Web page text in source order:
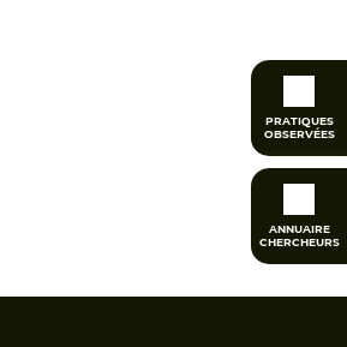
PRATIQUES
OBSERVÉES
ANNUAIRE
CHERCHEURS